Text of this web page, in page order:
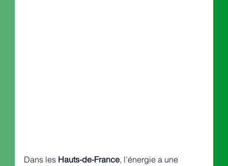
Dans les Hauts-de-France, l’énergie a une